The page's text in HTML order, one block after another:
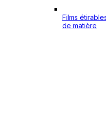
Films
de matière